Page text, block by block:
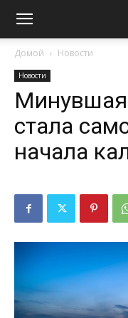
Домой Новости
Новости
стала
начала